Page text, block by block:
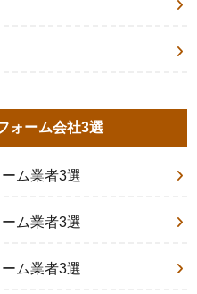
ォーム会社3選
ム業者3選
ム業者3選
ム業者3選